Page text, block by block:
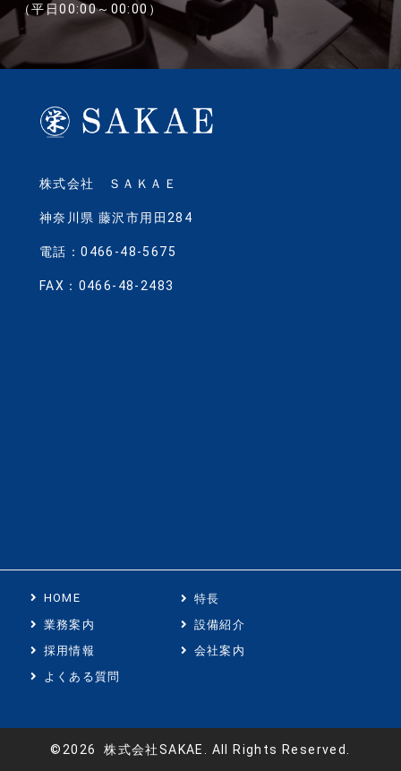
（平日00:00～00:00）
株式会社 ＳＡＫＡＥ
神奈川県 藤沢市用田284
電話：0466-48-5675
FAX：0466-48-2483
HOME
特長
業務案内
設備紹介
採用情報
会社案内
よくある質問
©2026 株式会社SAKAE. All Rights Reserved.